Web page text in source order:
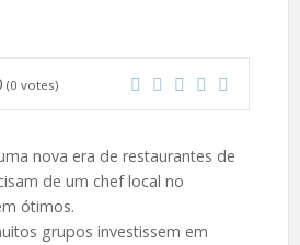
(0 votes)
nova era de restaurantes de
de um chef local no
ótimos.
grupos investissem em